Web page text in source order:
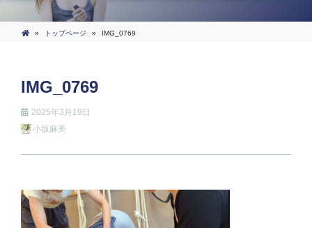
» トップページ » IMG_0769
IMG_0769
2025年3月19日
小坂麻美